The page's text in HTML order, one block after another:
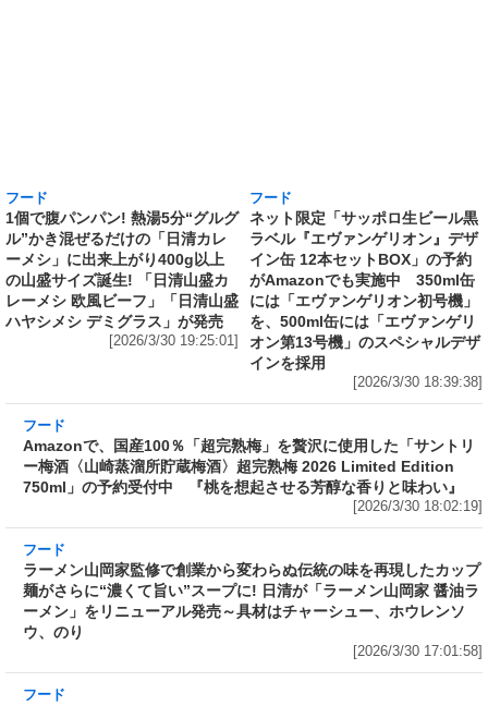
の山盛サイズ誕生! 「日清山盛カ
レーメシ 欧風ビーフ」「日清山盛
ハヤシメシ デミグラス」が発売
[2026/3/30 19:25:01]
がAmazonでも実施中 350ml缶
には「エヴァンゲリオン初号機」
を、500ml缶には「エヴァンゲリ
オン第13号機」のスペシャルデザ
インを採用
[2026/3/30 18:39:38]
フード
Amazonで、国産100％「超完熟梅」を贅沢に使
用した「サントリー梅酒〈山崎蒸溜所貯蔵梅
酒〉超完熟梅 2026 Limited Edition 750ml」の
わい』
[2026/3/30 18:02:19]
ラーメン山岡家監修で創業から変わらぬ伝統の味を再現したカップ
麺がさらに“濃くて旨い”スープに! 日清が「ラーメン山岡家 醤油ラ
ーメン」をリニューアル発売～具材はチャーシュー、ホウレンソ
ウ、のり
[2026/3/30 17:01:58]
売上1本につき1円を熊本城災害復旧に寄付 Amazonで「サッポロ
生ビール黒ラベル『熊本城復興応援缶』 350ml×24本」が税込